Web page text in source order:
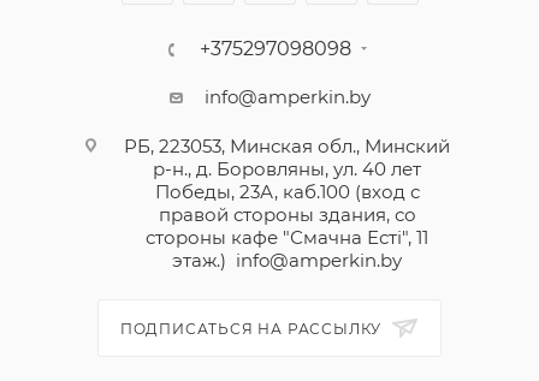
+375297098098
info@amperkin.by
РБ, 223053, Минская обл., Минский
р-н., д. Боровляны, ул. 40 лет
Победы, 23А, каб.100 (вход с
правой стороны здания, со
стороны кафе "Смачна Естi", 11
этаж.) info@amperkin.by
ПОДПИСАТЬСЯ НА РАССЫЛКУ